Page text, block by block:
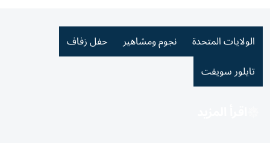
الولايات المتحدة نجوم ومشاهير
حفل زفاف
تايلور سويفت